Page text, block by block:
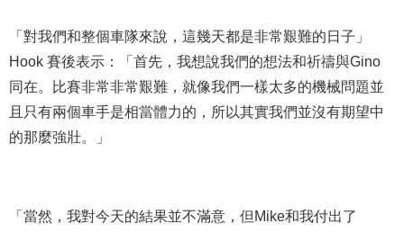
「對我們和整個車隊來說，這幾天都是非常艱難的日子」
Hook 賽後表示：「首先，我想說我們的想法和祈禱與Gino
同在。比賽非常非常艱難，就像我們一樣太多的機械問題並
且只有兩個車手是相當體力的，所以其實我們並沒有期望中
的那麼強壯。」
「當然，我對今天的結果並不滿意，但Mike和我付出了